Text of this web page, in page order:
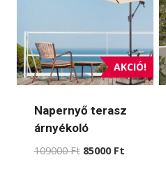
AKCIÓ!
Napernyő terasz
árnyékoló
109000Ft Original
85000 FtCurrent